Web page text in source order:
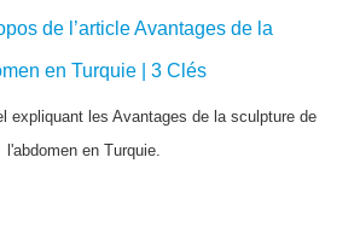
expliquant les Avantages de la sculpture de
l'abdomen en Turquie.